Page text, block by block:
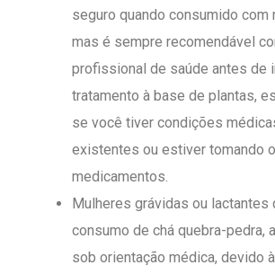
seguro quando consumido com
mas é sempre recomendável
profissional de saúde antes de
tratamento à base de plantas,
se você tiver condições
existentes ou estiver tomando
medicamentos.
Mulheres grávidas ou lactantes
consumo de chá quebra-pedra,
sob orientação médica, devido